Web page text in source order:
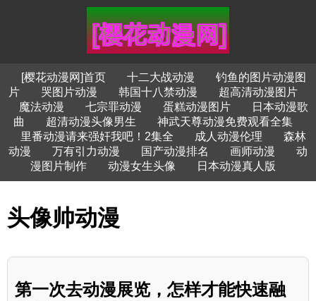
[樱花动漫网]首页 十二大战动漫
钓鱼的图片动漫图
片
哭图片动漫 韩国十八禁动漫
超高清动漫图片
魔法动漫
七宗罪动漫 蛋糕动漫图片
日本动漫歌
曲
超清动漫头像男生
神武天尊动漫免费观看全集
里番动漫请来强奸我吧！2集全
成人动漫伦理
森林
动漫
万有引力动漫 国产动漫排名 画师动漫
动
漫图片制作
动漫女生头像 日本动漫真人版
头像帅动漫
第一次去动漫展览，怎样才能快速融